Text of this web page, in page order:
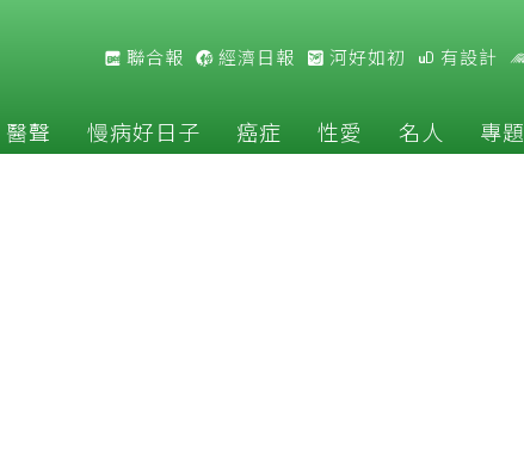
聯合報 經濟日報 河好如初 有設計
醫聲 慢病好日子 癌症 性愛 名人 專題